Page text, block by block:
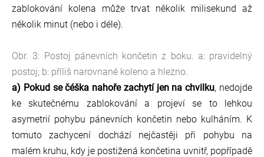
zablokování kolena může trvat několik milisekund až
několik minut (nebo i déle).
Obr. 3: Postoj pánevních končetin z boku. a: pravidelný
postoj; b: příliš narovnané koleno a hlezno.
a) Pokud se čéška nahoře zachytí jen na chvilku, nedojde
ke skutečnému zablokování a projeví se to lehkou
asymetrií pohybu pánevních končetin nebo kulháním. K
tomuto zachycení dochází nejčastěji při pohybu na
malém kruhu, kdy je postižená končetina uvnitř, popřípadě